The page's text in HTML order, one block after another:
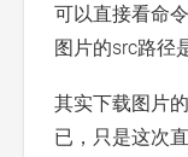
可以直接看命
图片的src路径
其实下载图片
已，只是这次